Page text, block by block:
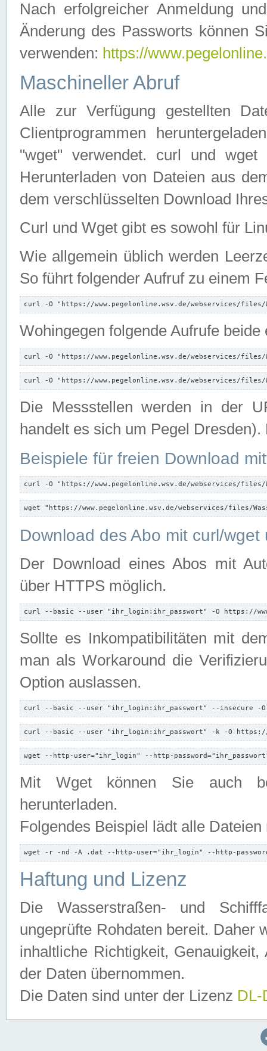
Nach erfolgreicher Anmeldung
Änderung des Passworts können
verwenden: https://
Maschineller Abruf
Alle zur Verfügung gestellten
Clientprogrammen
"wget" verwendet. curl und wget
Herunterladen von Dateien aus
dem verschlüsselten Download
Curl und Wget gibt es sowohl für
Wie allgemein üblich werden
So führt folgender Aufruf zu einem
curl -O "https://www.pegelonline.wsv.de/webservices/files/
Wohingegen folgende Aufrufe beide
curl -O "https://www.pegelonline.wsv.de/webservices/files/
curl -O "https://www.pegelonline.wsv.de/webservices/files/
Die Messstellen werden in der
handelt es sich um Pegel
Beispiele für freien Download
curl -O "https://www.pegelonline.wsv.de/webservices/files/
wget "https://www.pegelonline.wsv.de/webservices/files/
Download des Abo mit curl/
Der Download eines Abos mit
über HTTPS möglich.
curl --basic --user "ihr_login:ihr_passwort" -O https://
Sollte es Inkompatibilitäten mit
man als Workaround die
Option auslassen.
curl --basic --user "ihr_login:ihr_passwort" --insecure -
curl --basic --user "ihr_login:ihr_passwort" -k -O https://
wget --http-user="ihr_login" --http-
Mit Wget können Sie auch
herunterladen.
Folgendes Beispiel lädt alle
wget -r -nd -A .dat --http-user="ihr_login" --http-
Haftung und Lizenz
Die Wasserstraßen- und
ungeprüfte Rohdaten bereit. Daher
inhaltliche Richtigkeit,
der Daten übernommen.
Die Daten sind unter der Lizenz